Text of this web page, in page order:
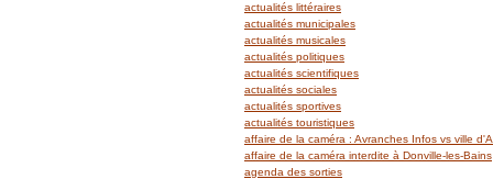
actualités littéraires
actualités municipales
actualités musicales
actualités politiques
actualités scientifiques
actualités sociales
actualités sportives
actualités touristiques
affaire de la caméra : Avranches Infos vs ville
affaire de la caméra interdite à Donville-les-Bains
agenda des sorties